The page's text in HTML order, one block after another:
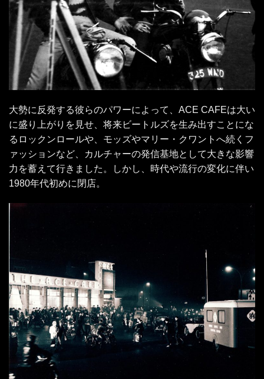
大勢に反発する彼らのパワーによって、ACE CAFEは大い
に盛り上がりを見せ、将来ビートルズを生み出すことにな
るロックンロールや、モッズやマリー・クワントへ続くフ
ァッションなど、カルチャーの発信基地として大きな影響
力を蓄えて行きました。しかし、時代や流行の変化に伴い
1980年代初めに閉店。